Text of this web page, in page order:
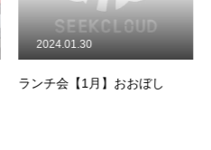
ランチ会【1月】おおぼし
2024.01.30